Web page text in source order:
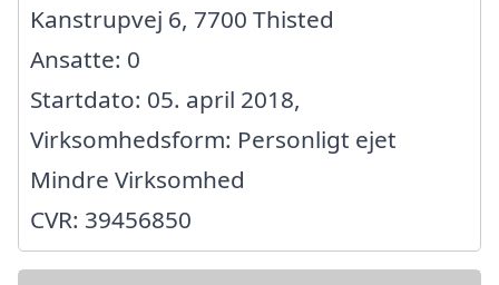
Kanstrupvej 6, 7700 Thisted
Ansatte: 0
Startdato: 05. april 2018,
Virksomhedsform: Personligt ejet
Mindre Virksomhed
CVR: 39456850